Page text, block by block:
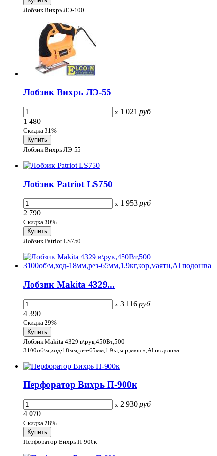
Лобзик Вихрь ЛЭ-100
Лобзик Вихрь ЛЭ-55
x 1 021 руб
1 480
Скидка 31%
Лобзик Вихрь ЛЭ-55
Лобзик Patriot LS750
x 1 953 руб
2 790
Скидка 30%
Лобзик Patriot LS750
Лобзик Makita 4329...
x 3 116 руб
4 390
Скидка 29%
Лобзик Makita 4329 в\рук,450Вт,500-
3100об\м,ход-18мм,рез-65мм,1.9кг,кор,маятн,Al подошва
Перфоратор Вихрь П-900к
x 2 930 руб
4 070
Скидка 28%
Перфоратор Вихрь П-900к